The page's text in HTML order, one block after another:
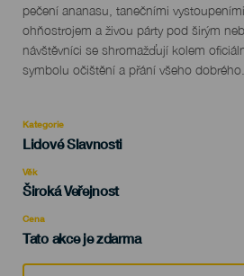
pečení ananasu, tanečními
ohňostrojem a živou párty pod širým
návštěvníci se shromažďují kolem
symbolu očištění a přání všeho dobrého.
Kategorie
Categoría
evento
Lidové Slavnosti
Věk
Edad
Recomendada
Široká Veřejnost
Cena
Tato akce je zdarma